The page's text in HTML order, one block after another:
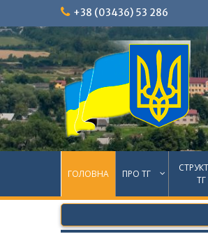
content
+38 (03436) 53 286
ГОЛОВНА ПРО ТГ
ТГ